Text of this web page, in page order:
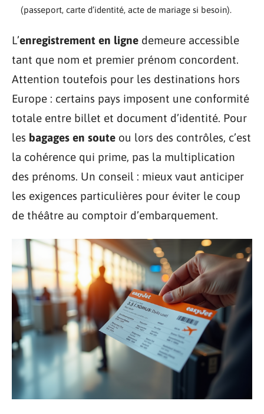
(passeport, carte d’identité, acte de mariage si besoin).
L’enregistrement en ligne demeure accessible
tant que nom et premier prénom concordent.
Attention toutefois pour les destinations hors
Europe : certains pays imposent une conformité
totale entre billet et document d’identité. Pour
les bagages en soute ou lors des contrôles, c’est
la cohérence qui prime, pas la multiplication
des prénoms. Un conseil : mieux vaut anticiper
les exigences particulières pour éviter le coup
de théâtre au comptoir d’embarquement.